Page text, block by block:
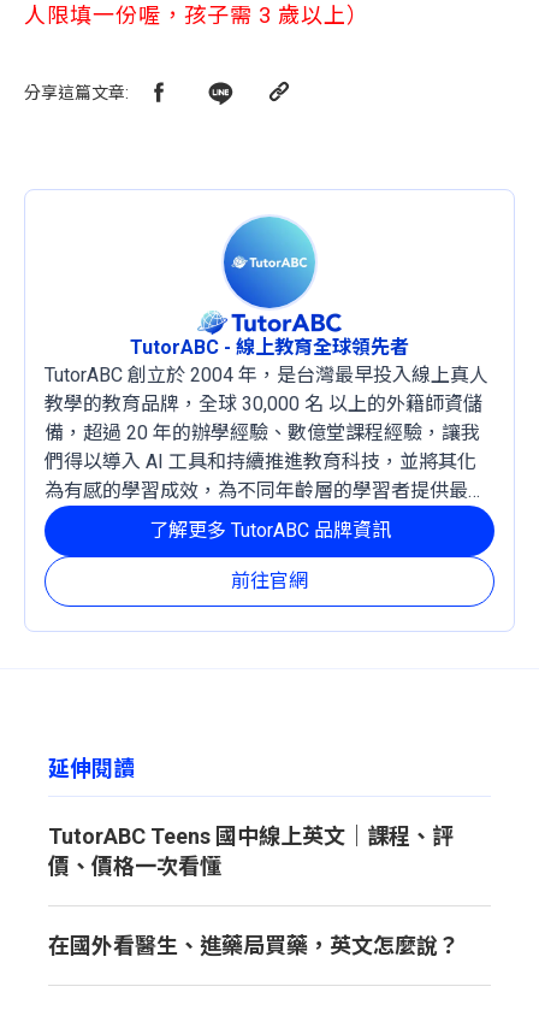
人限填一份喔，孩子需 3 歲以上）
分享這篇文章:
TutorABC - 線上教育全球領先者
TutorABC 創立於 2004 年，是台灣最早投入線上真人
教學的教育品牌，全球 30,000 名 以上的外籍師資儲
備，超過 20 年的辦學經驗、數億堂課程經驗，讓我
們得以導入 AI 工具和持續推進教育科技，並將其化
為有感的學習成效，為不同年齡層的學習者提供最穩
定且有效的成長路徑。
前往官網
了解更多 TutorABC 品牌資訊
延伸閱讀
TutorABC Teens 國中線上英文｜課程、評
價、價格一次看懂
在國外看醫生、進藥局買藥，英文怎麼說？